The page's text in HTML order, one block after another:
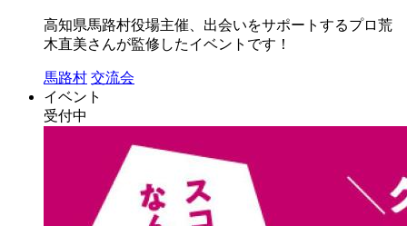
高知県馬路村役場主催、出会いをサポートするプロ荒
木直美さんが監修したイベントです！
馬路村 交流会
イベント
受付中